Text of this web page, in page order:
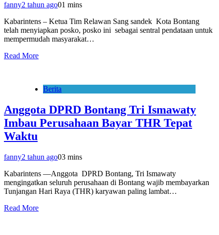
fanny2 tahun ago01 mins
Kabarintens – Ketua Tim Relawan Sang sandek Kota Bontang
telah menyiapkan posko, posko ini sebagai sentral pendataan untuk
mempermudah masyarakat…
Read More
Berita
Anggota DPRD Bontang Tri Ismawaty
Imbau Perusahaan Bayar THR Tepat
Waktu
fanny2 tahun ago03 mins
Kabarintens —Anggota DPRD Bontang, Tri Ismawaty
mengingatkan seluruh perusahaan di Bontang wajib membayarkan
Tunjangan Hari Raya (THR) karyawan paling lambat…
Read More